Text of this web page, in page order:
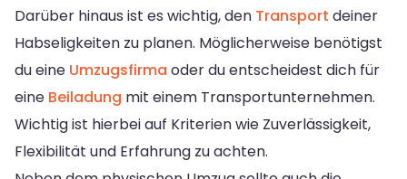
Darüber hinaus ist es wichtig, den Transport deiner
Habseligkeiten zu planen. Möglicherweise benötigst
du eine Umzugsfirma oder du entscheidest dich für
eine Beiladung mit einem Transportunternehmen.
Wichtig ist hierbei auf Kriterien wie Zuverlässigkeit,
Flexibilität und Erfahrung zu achten.